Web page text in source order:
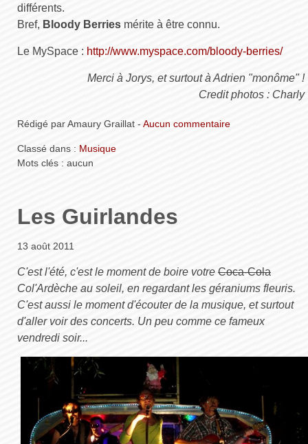
différents.
Bref, Bloody Berries mérite à être connu.
Le MySpace : http://www.myspace.com/bloody-berries/
Merci à Jorys, et surtout à Adrien "monôme" !
Credit photos : Charly
Rédigé par Amaury Graillat - Aucun commentaire
Classé dans : Musique
Mots clés : aucun
Les Guirlandes
13 août 2011
C'est l'été, c'est le moment de boire votre Coca-Cola
Col'Ardèche au soleil, en regardant les géraniums fleuris.
C'est aussi le moment d'écouter de la musique, et surtout
d'aller voir des concerts. Un peu comme ce fameux
vendredi soir...